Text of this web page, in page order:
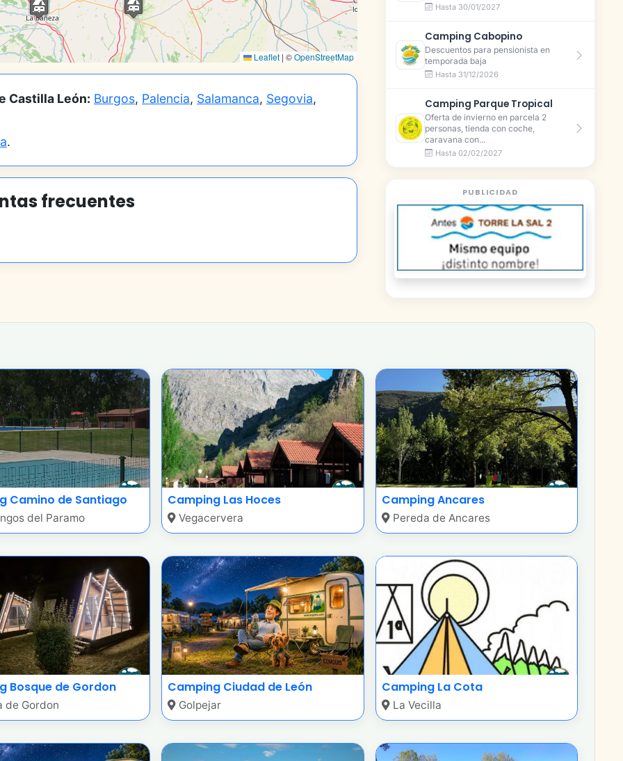
Hasta 30/01/2027
Camping Cabopino
Descuentos para pensionista en
temporada baja
Hasta 31/12/2026
Camping Parque Tropical
Oferta de invierno en parcela 2
personas, tienda con coche,
caravana con...
Hasta 02/02/2027
PUBLICIDAD
Leaflet | ©OpenStreetMap
Castilla León: Burgos, Palencia, Salamanca, Segovia,
.
frecuentes
Camino de Santiago
del Paramo
Camping Las Hoces
Vegacervera
Camping Ancares
Pereda de Ancares
Bosque de Gordon
de Gordon
Camping Ciudad de León
Golpejar
Camping La Cota
La Vecilla